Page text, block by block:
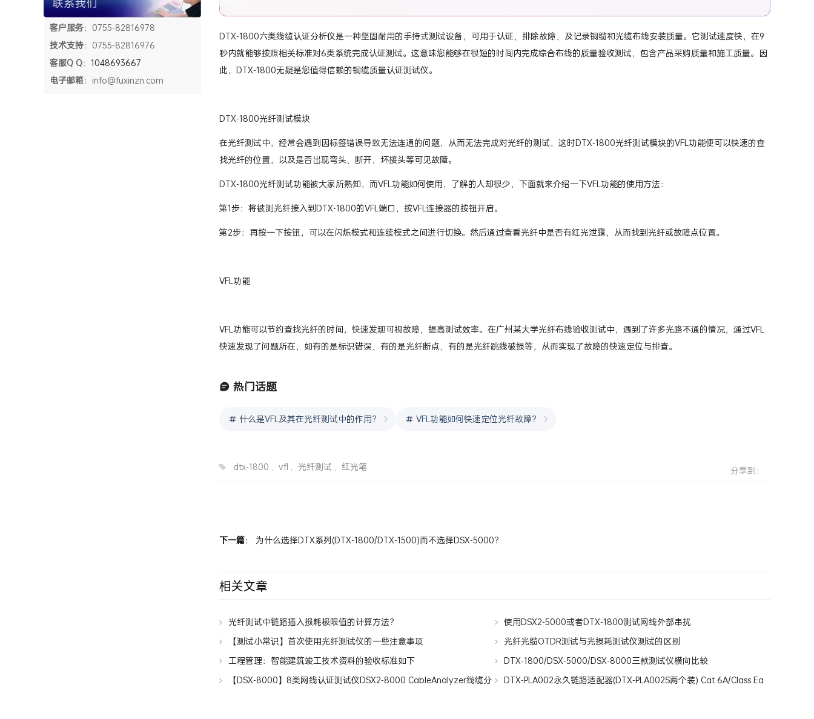
DTX-1800六类线缆认证分析仪是一种坚固耐用的手持式测试设备，可用于认证、排除故障、及记录铜缆和光缆布线安装质量。它测试速度快，在9
秒内就能够按照相关标准对6类系统完成认证测试。这意味您能够在很短的时间内完成综合布线的质量验收测试，包含产品采购质量和施工质量。因
此，DTX-1800无疑是您值得信赖的铜缆质量认证测试仪。
DTX-1800光纤测试模块
在光纤测试中，经常会遇到因标签错误导致无法连通的问题，从而无法完成对光纤的测试，这时DTX-1800光纤测试模块的VFL功能便可以快速的查
找光纤的位置，以及是否出现弯头、断开、坏接头等可见故障。
DTX-1800光纤测试功能被大家所熟知，而VFL功能如何使用，了解的人却很少，下面就来介绍一下VFL功能的使用方法：
第1步：将被测光纤接入到DTX-1800的VFL端口，按VFL连接器的按钮开启。
第2步：再按一下按钮，可以在闪烁模式和连续模式之间进行切换。然后通过查看光纤中是否有红光泄露，从而找到光纤或故障点位置。
VFL功能
VFL功能可以节约查找光纤的时间，快速发现可视故障，提高测试效率。在广州某大学光纤布线验收测试中，遇到了许多光路不通的情况，通过VFL
快速发现了问题所在，如有的是标识错误、有的是光纤断点、有的是光纤跳线破损等，从而实现了故障的快速定位与排查。
热门话题
什么是VFL及其在光纤测试中的作用？ VFL功能如何快速定位光纤故障？
dtx-1800 , vfl , 光纤测试 , 红光笔 分享到：
下一篇： 为什么选择DTX系列(DTX-1800/DTX-1500)而不选择DSX-5000？
相关文章
光纤测试中链路插入损耗极限值的计算方法？
使用DSX2-5000或者DTX-1800测试网线外部串扰
【测试小常识】首次使用光纤测试仪的一些注意事项
光纤光缆OTDR测试与光损耗测试仪测试的区别
工程管理：智能建筑竣工技术资料的验收标准如下
DTX-1800/DSX-5000/DSX-8000三款测试仪横向比较
【DSX-8000】8类网线认证测试仪DSX2-8000 CableAnalyzer线缆分
DTX-PLA002永久链路适配器(DTX-PLA002S两个装) Cat 6A/Class Ea
客户服务：0755-82816978
技术支持：0755-82816976
客服Q Q： 1048693667
电子邮箱：info@fuxinzn.com